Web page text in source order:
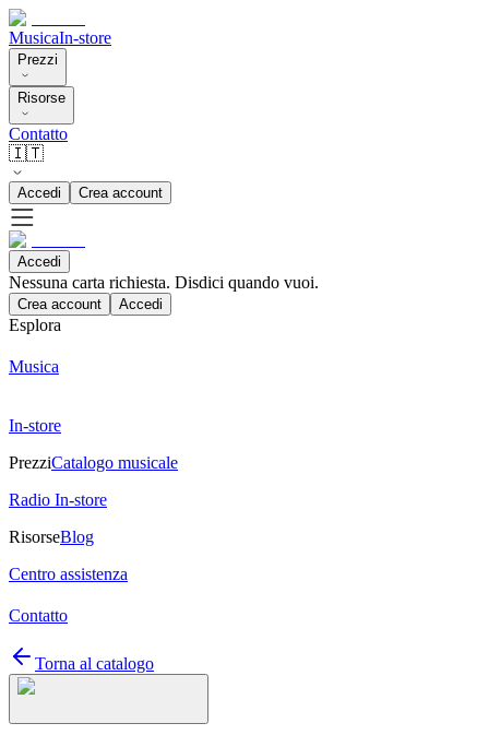
MusicaIn-store
Prezzi
Risorse
Contatto
🇮🇹
Accedi Crea account
Accedi
Nessuna carta richiesta. Disdici quando vuoi.
Crea account Accedi
Esplora
Musica
In-store
PrezziCatalogo musicale
Radio In-store
RisorseBlog
Centro assistenza
Contatto
Torna al catalogo